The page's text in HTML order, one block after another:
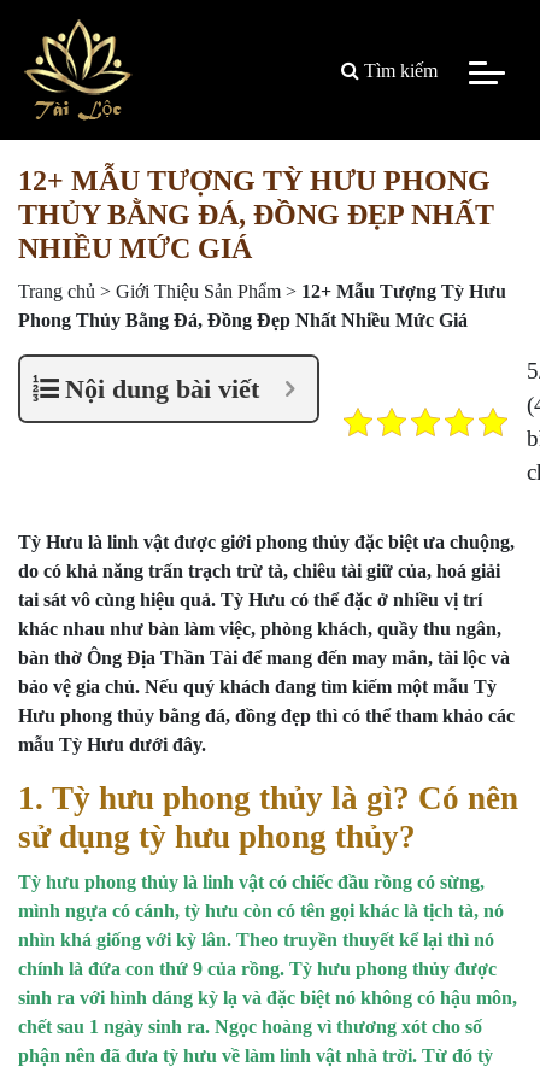
Tìm kiếm
12+ MẪU TƯỢNG TỲ HƯU PHONG
THỦY BẰNG ĐÁ, ĐỒNG ĐẸP NHẤT
NHIỀU MỨC GIÁ
Trang chủ > Giới Thiệu Sản Phẩm > 12+ Mẫu Tượng Tỳ Hưu
Phong Thủy Bằng Đá, Đồng Đẹp Nhất Nhiều Mức Giá
Nội dung bài viết
Tỳ Hưu là linh vật được giới phong thủy đặc biệt ưa chuộng,
do có khả năng trấn trạch trừ tà, chiêu tài giữ của, hoá giải
tai sát vô cùng hiệu quả. Tỳ Hưu có thể đặc ở nhiều vị trí
khác nhau như bàn làm việc, phòng khách, quầy thu ngân,
bàn thờ Ông Địa Thần Tài để mang đến may mắn, tài lộc và
bảo vệ gia chủ. Nếu quý khách đang tìm kiếm một mẫu Tỳ
Hưu phong thủy bằng đá, đồng đẹp thì có thể tham khảo các
mẫu Tỳ Hưu dưới đây.
1. Tỳ hưu phong thủy là gì? Có nên
sử dụng tỳ hưu phong thủy?
Tỳ hưu phong thủy là linh vật có chiếc đầu rồng có sừng,
mình ngựa có cánh, tỳ hưu còn có tên gọi khác là tịch tà, nó
nhìn khá giống với kỳ lân. Theo truyền thuyết kể lại thì nó
chính là đứa con thứ 9 của rồng. Tỳ hưu phong thủy được
sinh ra với hình dáng kỳ lạ và đặc biệt nó không có hậu môn,
chết sau 1 ngày sinh ra. Ngọc hoàng vì thương xót cho số
phận nên đã đưa tỳ hưu về làm linh vật nhà trời. Từ đó tỳ